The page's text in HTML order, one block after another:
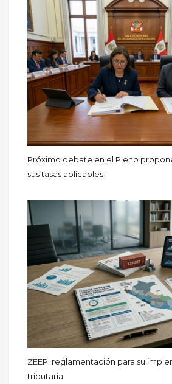
Próximo debate en el Pleno
sus tasas aplicables
ZEEP: reglamentación para su
tributaria